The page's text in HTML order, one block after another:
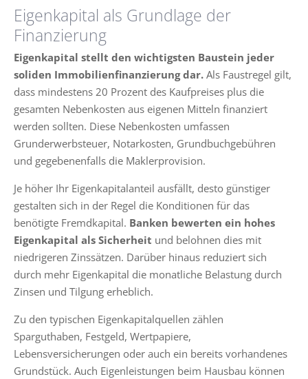
Eigenkapital als Grundlage der
Finanzierung
Eigenkapital stellt den wichtigsten Baustein jeder
soliden Immobilienfinanzierung dar. Als Faustregel gilt,
dass mindestens 20 Prozent des Kaufpreises plus die
gesamten Nebenkosten aus eigenen Mitteln finanziert
werden sollten. Diese Nebenkosten umfassen
Grunderwerbsteuer, Notarkosten, Grundbuchgebühren
und gegebenenfalls die Maklerprovision.
Je höher Ihr Eigenkapitalanteil ausfällt, desto günstiger
gestalten sich in der Regel die Konditionen für das
benötigte Fremdkapital. Banken bewerten ein hohes
Eigenkapital als Sicherheit und belohnen dies mit
niedrigeren Zinssätzen. Darüber hinaus reduziert sich
durch mehr Eigenkapital die monatliche Belastung durch
Zinsen und Tilgung erheblich.
Zu den typischen Eigenkapitalquellen zählen
Sparguthaben, Festgeld, Wertpapiere,
Lebensversicherungen oder auch ein bereits vorhandenes
Grundstück. Auch Eigenleistungen beim Hausbau können